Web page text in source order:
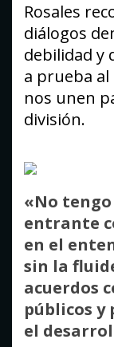
Rosales
diálogos
debilidad y
a prueba
nos unen
división.
«No
entrante
en el
sin la
acuerdos
públicos y
el